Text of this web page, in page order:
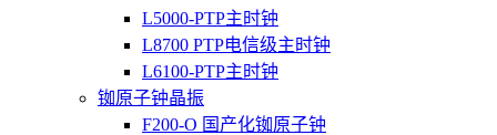
L5000-PTP主时钟
L8700 PTP电信级主时钟
L6100-PTP主时钟
铷原子钟晶振
F200-O 国产化铷原子钟